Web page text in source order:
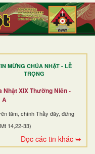
MỪNG CHÚA NHẬT - LỄ
TRỌNG
Nhật XIX Thường Niên -
A
tâm, chính Thầy đây, đừng
14,22-33)
Đọc các tin khác ➥